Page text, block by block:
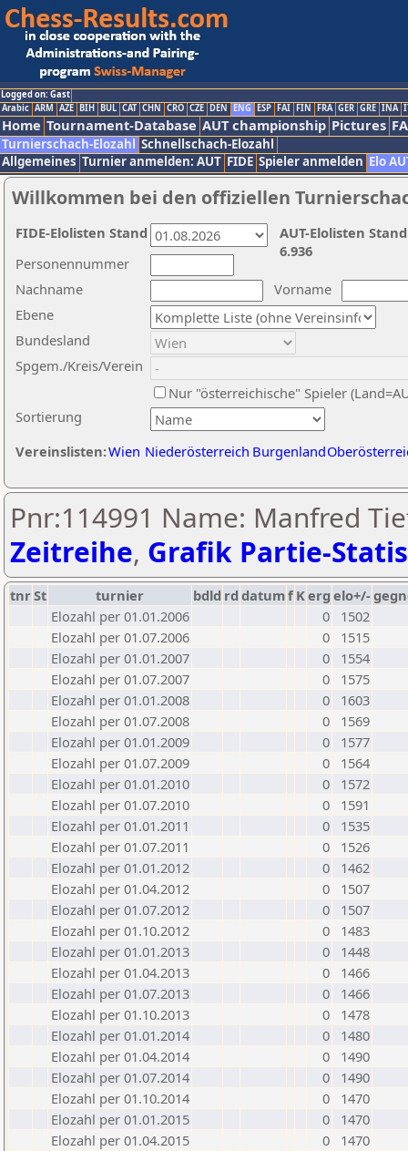
Logged on: Gast
Arabic ARM AZE BIH BUL CAT CHN CRO CZE DEN ENG ESP FAI FIN FRA GER GRE INA
Home Tournament-Database AUT championship Pictures
Turnierschach-Elozahl Schnellschach-Elozahl
Allgemeines Turnier anmelden: AUT FIDE Spieler anmelden Elo
Willkommen bei den offiziellen
Nachname
Vorname
Ebene
Sortierung
Personennummer
Bundesland
Spgem./Kreis/Verein
Nur "österreichische" Spieler
Vereinslisten:Wien Niederösterreich Burgenland
AUT-Elolisten
6.936
FIDE-Elolisten Stand
Pnr:114991 Name: Manfred
Zeitreihe, Grafik Partie-
tnrSt turnier bdld rd datumf Kerg elo+/-
Elozahl per 01.01.2006
0
1502
Elozahl per 01.07.2006
0
1515
Elozahl per 01.01.2007
0
1554
Elozahl per 01.07.2007
0
1575
Elozahl per 01.01.2008
0
1603
Elozahl per 01.07.2008
0
1569
Elozahl per 01.01.2009
0
1577
Elozahl per 01.07.2009
0
1564
Elozahl per 01.01.2010
0
1572
Elozahl per 01.07.2010
0
1591
Elozahl per 01.01.2011
0
1535
Elozahl per 01.07.2011
0
1526
Elozahl per 01.01.2012
0
1462
Elozahl per 01.04.2012
0
1507
Elozahl per 01.07.2012
0
1507
Elozahl per 01.10.2012
0
1483
Elozahl per 01.01.2013
0
1448
Elozahl per 01.04.2013
0
1466
Elozahl per 01.07.2013
0
1466
Elozahl per 01.10.2013
0
1478
Elozahl per 01.01.2014
0
1480
Elozahl per 01.04.2014
0
1490
Elozahl per 01.07.2014
0
1490
Elozahl per 01.10.2014
0
1470
Elozahl per 01.01.2015
0
1470
Elozahl per 01.04.2015
0
1470